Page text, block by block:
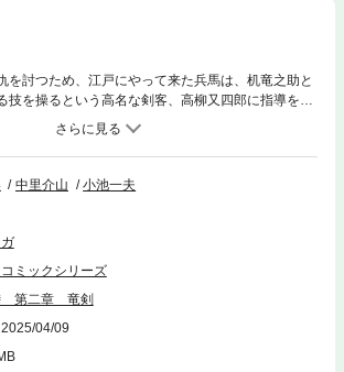
を討つため、江戸にやって来た兵馬は、机竜之助と
技を操るという高名な剣客、高柳又四郎に指導を願
た高柳又四郎だが、兵馬の熱き剣魂と深い事情にそ
。一方、狂気地獄に落ちたかと思われた竜之助は、
にあるのではと……だが、大道無門に生きる竜之助
もない……。
中里介山
小池一夫
ミックシリーズ
第二章 竜剣
2025/04/09